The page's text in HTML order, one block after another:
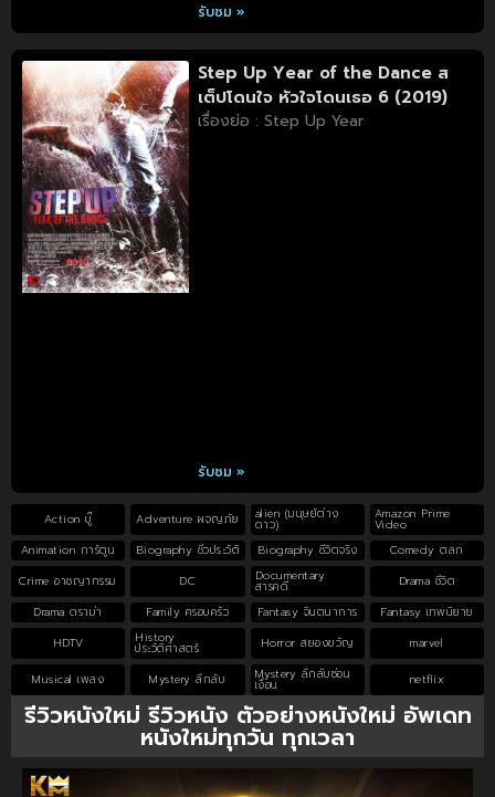
รับชม »
Step Up Year of the Dance ส
เต็ปโดนใจ หัวใจโดนเธอ 6 (2019)
เรื่องย่อ : Step Up Year
รับชม »
Action บู๊ Adventure ผจญภัย alien (มนุษย์ต่าง
ดาว)
Amazon Prime
Video
Animation การ์ตูน
Biography ชีวประวัติ Biography ชีวิตจริง
Comedy ตลก
Crime อาชญากรรม
DC Documentary
สารคดี
Drama ชีวิต
Drama ดราม่า
Family ครอบครัว Fantasy จินตนาการ
Fantasy เทพนิยาย
HDTV
History
ประวัติศาสตร์ Horror สยองขวัญ marvel
Musical เพลง Mystery ลึกลับ Mystery ลึกลับซ่อน
เงื่อน netflix
รีวิวหนังใหม่ รีวิวหนัง ตัวอย่างหนังใหม่ อัพเดท
หนังใหม่ทุกวัน ทุกเวลา